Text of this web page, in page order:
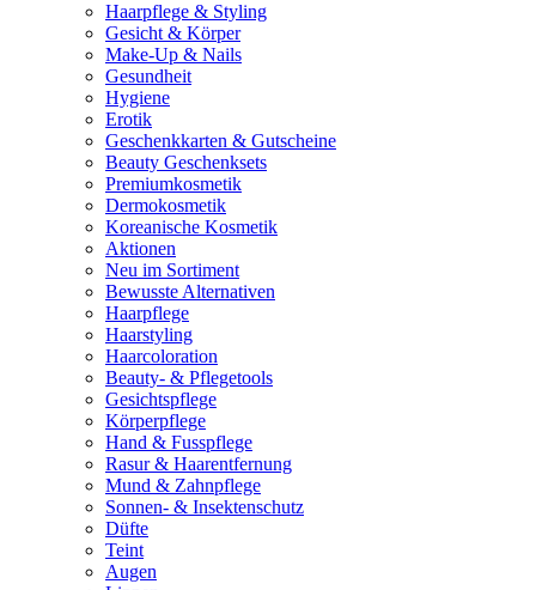
Haarpflege & Styling
Gesicht & Körper
Make-Up & Nails
Gesundheit
Hygiene
Erotik
Geschenkkarten & Gutscheine
Beauty Geschenksets
Premiumkosmetik
Dermokosmetik
Koreanische Kosmetik
Aktionen
Neu im Sortiment
Bewusste Alternativen
Haarpflege
Haarstyling
Haarcoloration
Beauty- & Pflegetools
Gesichtspflege
Körperpflege
Hand & Fusspflege
Rasur & Haarentfernung
Mund & Zahnpflege
Sonnen- & Insektenschutz
Düfte
Teint
Augen